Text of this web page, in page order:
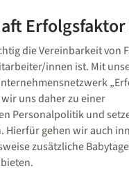
die Vereinbarkeit von
innen ist. Mit
uns daher zu einer
Personalpolitik und
Hierfür gehen wir auch
zusätzliche